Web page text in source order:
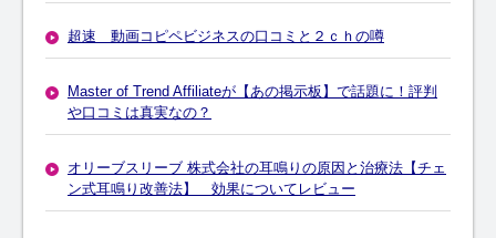
超速 動画コピペビジネスの口コミと２ｃｈの噂
Master of Trend Affiliateが【あの掲示板】で話題に！評判
や口コミは真実なの？
オリーブスリーブ 株式会社の耳鳴りの原因と治療法【チェ
ン式耳鳴り改善法】 効果についてレビュー